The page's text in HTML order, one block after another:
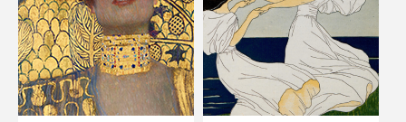
/ Op locatie of online / Op locatie of online